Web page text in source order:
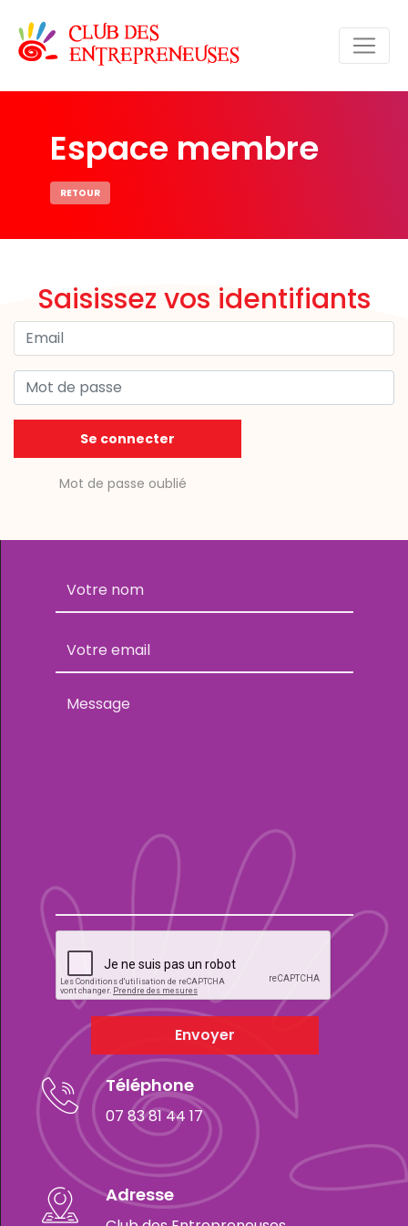
Espace membre
RETOUR
Saisissez vos identifiants
Email
Mot de passe
Se connecter
Mot de passe oublié
Envoyer
Téléphone
07 83 81 44 17
Adresse